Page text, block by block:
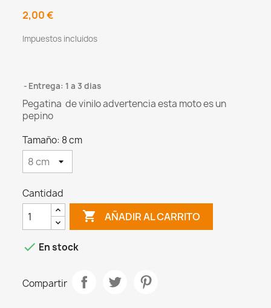
2,00 €
Impuestos incluidos
Entrega: 1 a 3 dias
Pegatina de vinilo advertencia esta moto es un
pepino
Tamaño: 8 cm
Cantidad
 AÑADIR AL CARRITO
 En stock
Compartir